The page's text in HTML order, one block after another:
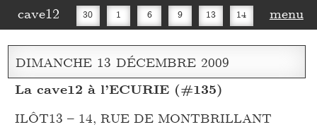
cave12 30 1 6 9 13 14
16 20 27 30
menu
DIMANCHE 13 DÉCEMBRE 2009
La cave12 à l’ECURIE (#135)
ILÔT13 – 14, RUE DE MONTBRILLANT